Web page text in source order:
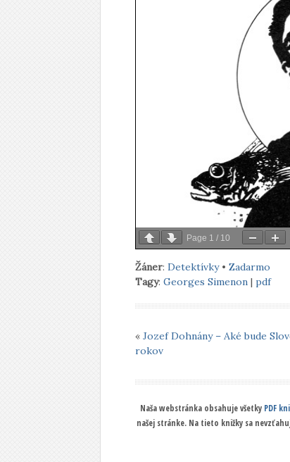
Page 1 / 10
Žáner: Detektívky• Zadarmo
Tagy: Georges Simenon | pdf
« Jozef Dohnány – Aké bude
rokov
Naša webstránka obsahuje všetky PDF
našej stránke. Na tieto knižky sa